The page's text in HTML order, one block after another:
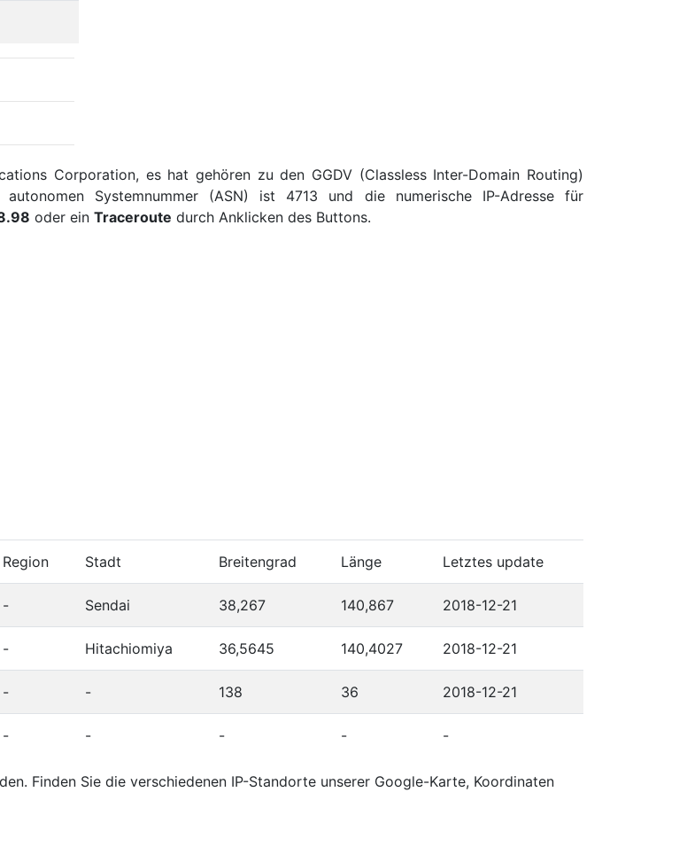
Corporation, es hat gehören zu den GGDV (Classless Inter-Domain Routing)
autonomen Systemnummer (ASN) ist 4713 und die numerische IP-Adresse für
oder ein Traceroute durch Anklicken des Buttons.
Region Stadt Breitengrad Länge Letztes update
- Sendai 38,267 140,867 2018-12-21
- Hitachiomiya 36,5645 140,4027 2018-12-21
- - 138 36 2018-12-21
- - - - -
Finden Sie die verschiedenen IP-Standorte unserer Google-Karte, Koordinaten